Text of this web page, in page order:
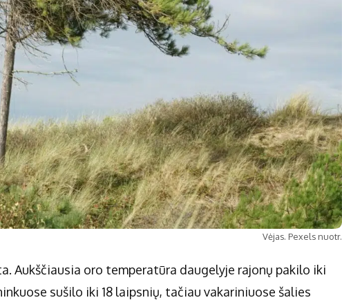
Vėjas. Pexels nuotr.
Aukščiausia oro temperatūra daugelyje rajonų pakilo iki
sušilo iki 18 laipsnių, tačiau vakariniuose šalies